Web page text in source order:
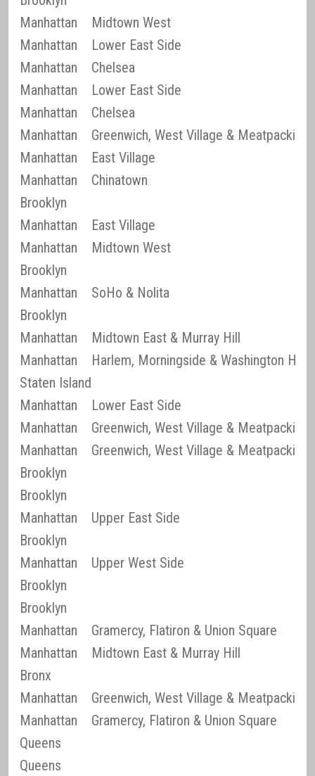
Manhattan
Midtown West
Manhattan
Lower East Side
Manhattan
Chelsea
Manhattan
Lower East Side
Manhattan
Chelsea
Manhattan
Greenwich, West Village & Meatpacking
Manhattan
East Village
Manhattan
Chinatown
Brooklyn
Manhattan
East Village
Manhattan
Midtown West
Brooklyn
Manhattan
SoHo & Nolita
Brooklyn
Manhattan
Midtown East & Murray Hill
Manhattan
Harlem, Morningside & Washington
Staten Island
Manhattan
Lower East Side
Manhattan
Greenwich, West Village & Meatpacking
Manhattan
Greenwich, West Village & Meatpacking
Brooklyn
Brooklyn
Manhattan
Upper East Side
Brooklyn
Manhattan
Upper West Side
Brooklyn
Brooklyn
Manhattan
Gramercy, Flatiron & Union Square
Manhattan
Midtown East & Murray Hill
Bronx
Manhattan
Greenwich, West Village & Meatpacking
Manhattan
Gramercy, Flatiron & Union Square
Queens
Queens